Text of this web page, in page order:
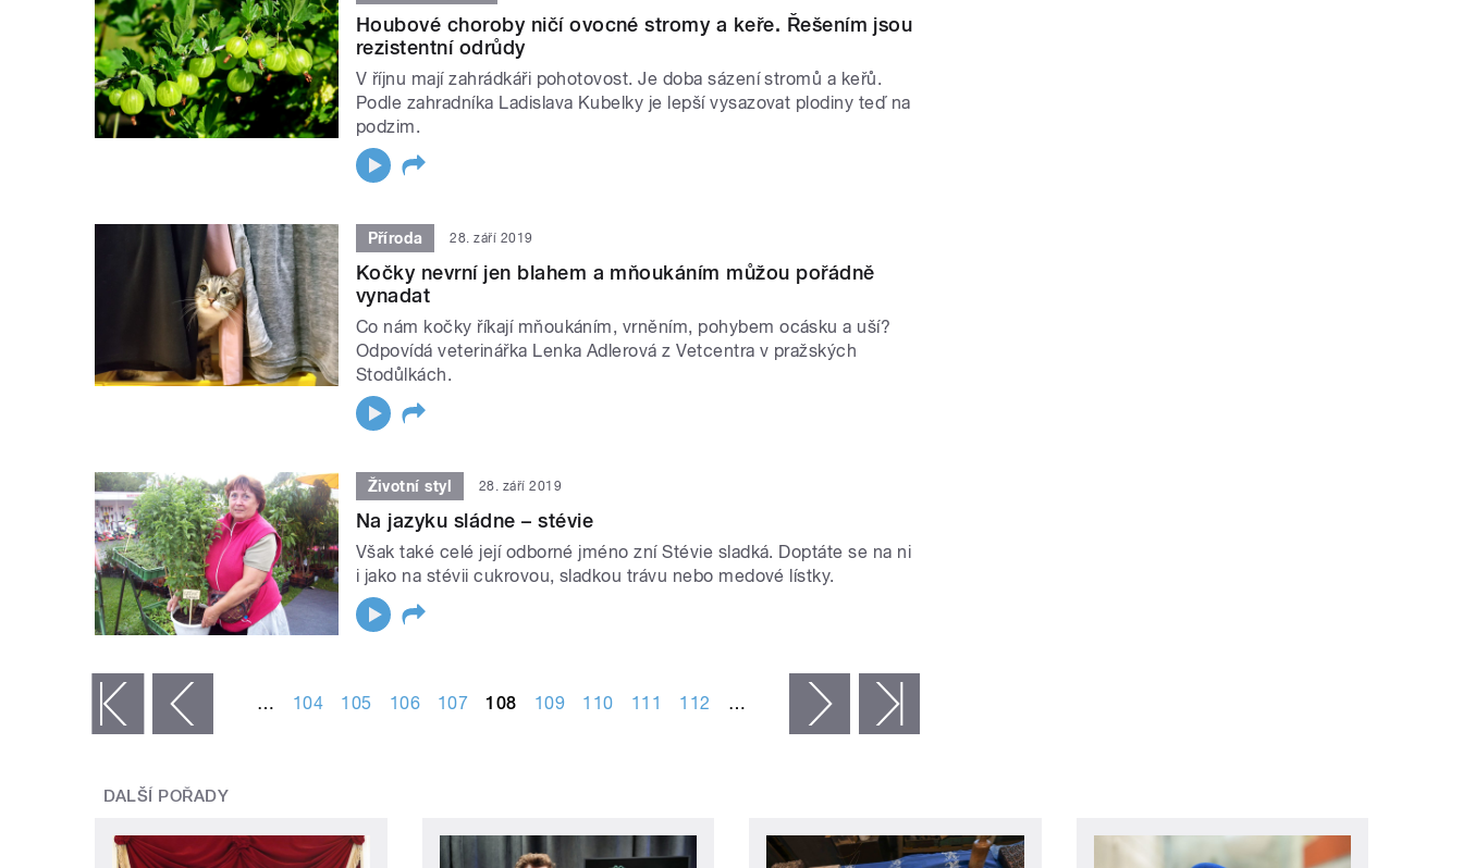
Houbové choroby ničí ovocné stromy a keře. Řešením jsou
rezistentní odrůdy
V říjnu mají zahrádkáři pohotovost. Je doba sázení stromů a keřů.
Podle zahradníka Ladislava Kubelky je lepší vysazovat plodiny teď na
podzim.
Příroda 28. září 2019
Kočky nevrní jen blahem a mňoukáním můžou pořádně
vynadat
Co nám kočky říkají mňoukáním, vrněním, pohybem ocásku a uší?
Odpovídá veterinářka Lenka Adlerová z Vetcentra v pražských
Stodůlkách.
Životní styl 28. září 2019
Na jazyku sládne – stévie
Však také celé její odborné jméno zní Stévie sladká. Doptáte se na ni
i jako na stévii cukrovou, sladkou trávu nebo medové lístky.
‹ předchozí … 104 105 106 107 108 109 110 111 112 … následující ›
DALŠÍ POŘADY